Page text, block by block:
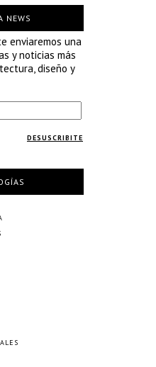
NEWS
enviaremos una
y noticias más
diseño y
DESUSCRIBITE